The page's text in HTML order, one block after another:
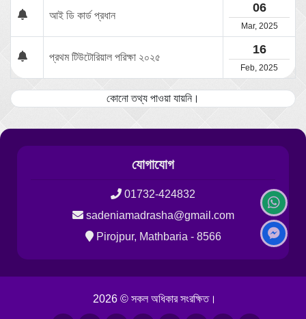
আই ডি কার্ড প্রধান
06
Mar, 2025
প্রথম টিউটোরিয়াল পরিক্ষা ২০২৫
16
Feb, 2025
কোনো তথ্য পাওয়া যায়নি।
যোগাযোগ
01732-424832
sadeniamadrasha@gmail.com
Pirojpur, Mathbaria - 8566
2026 © সকল অধিকার সংরক্ষিত।